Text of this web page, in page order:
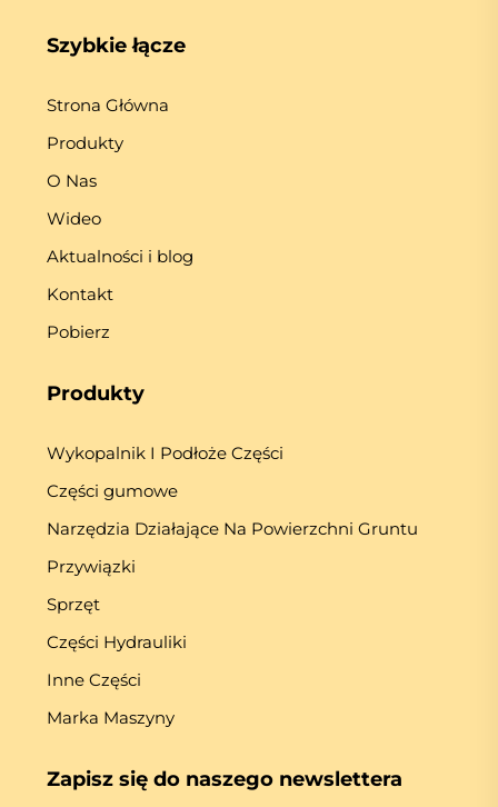
Szybkie łącze
Strona Główna
Produkty
O Nas
Wideo
Aktualności i blog
Kontakt
Pobierz
Produkty
Wykopalnik I Podłoże Części
Części gumowe
Narzędzia Działające Na Powierzchni Gruntu
Przywiązki
Sprzęt
Części Hydrauliki
Inne Części
Marka Maszyny
Zapisz się do naszego newslettera